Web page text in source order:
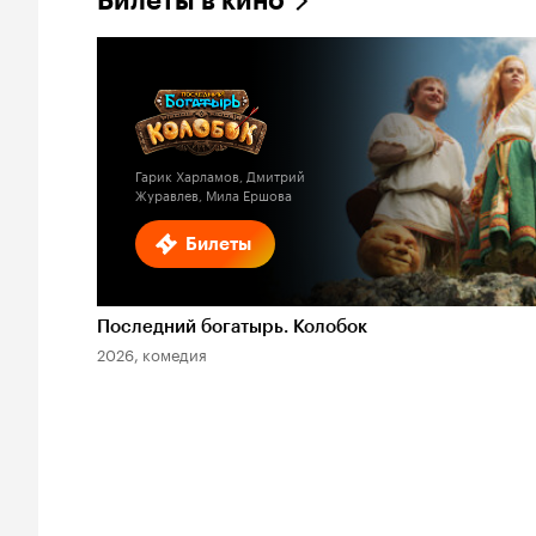
Билеты
Гарик Харламов, Дмитрий
Журавлев, Мила Ершова
Последний богатырь. Колобок
2026, комедия